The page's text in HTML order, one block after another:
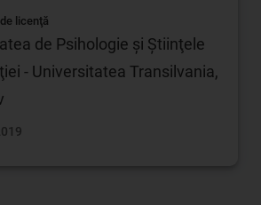
licenţă
de Psihologie şi Ştiinţele
- Universitatea Transilvania,